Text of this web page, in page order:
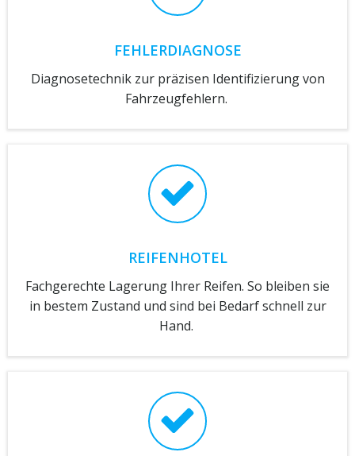
FEHLERDIAGNOSE
Diagnosetechnik zur präzisen Identifizierung von
Fahrzeugfehlern.
REIFENHOTEL
Fachgerechte Lagerung Ihrer Reifen. So bleiben sie
in bestem Zustand und sind bei Bedarf schnell zur
Hand.